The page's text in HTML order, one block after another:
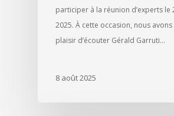
participer à la réunion d’experts le
2025. À cette occasion, nous avons
plaisir d’écouter Gérald Garruti…
8 août 2025